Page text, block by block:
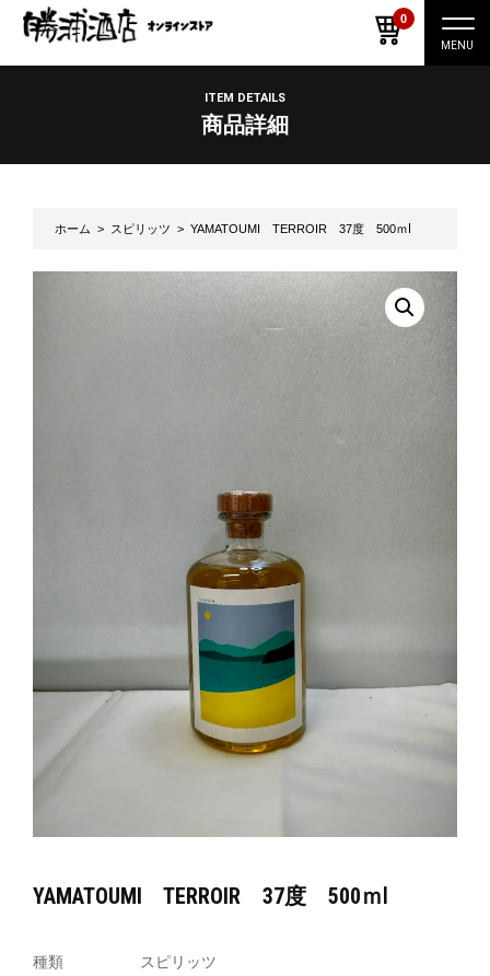
ナ
ビ
切
0
ITEM DETAILS
商品詳細
ホーム > スピリッツ > YAMATOUMI TERROIR 37度 500ｍⅼ
YAMATOUMI TERROIR 37度 500ｍⅼ
種類 スピリッツ